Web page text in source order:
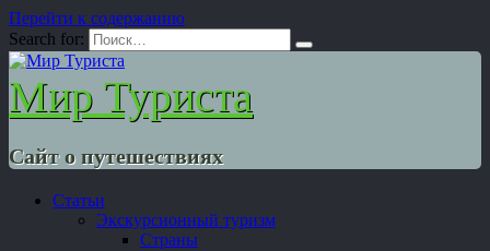
Перейти к содержанию
Search for:
Мир Туриста
Сайт о путешествиях
Статьи
Экскурсионный туризм
Страны